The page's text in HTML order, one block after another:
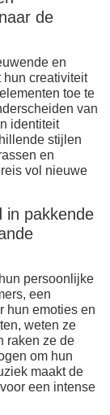
de
en
creativiteit
toe te
van
identiteit
stijlen
en
vol nieuwe
in pakkende
persoonlijke
een
hun emoties en
weten ze
raken ze de
om hun
maakt de
een intense